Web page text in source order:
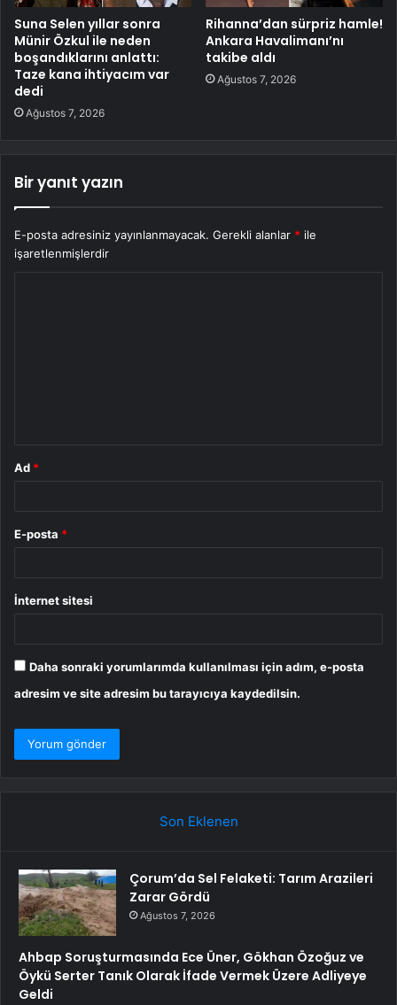
Suna Selen yıllar sonra
Münir Özkul ile neden
boşandıklarını anlattı:
Taze kana ihtiyacım var
dedi
Ağustos 7, 2026
Rihanna’dan sürpriz hamle!
Ankara Havalimanı’nı
takibe aldı
Ağustos 7, 2026
Bir yanıt yazın
E-posta adresiniz yayınlanmayacak. Gerekli alanlar * ile
işaretlenmişlerdir
Ad *
E-posta *
İnternet sitesi
Daha sonraki yorumlarımda kullanılması için adım, e-posta
adresim ve site adresim bu tarayıcıya kaydedilsin.
Son Eklenen
Çorum’da Sel Felaketi: Tarım Arazileri
Zarar Gördü
Ağustos 7, 2026
Ahbap Soruşturmasında Ece Üner, Gökhan Özoğuz ve
Öykü Serter Tanık Olarak İfade Vermek Üzere Adliyeye
Geldi